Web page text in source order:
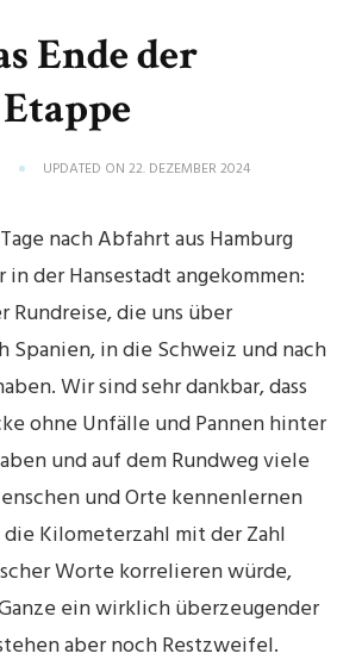
Ende der
UPDATED ON 22. DEZEMBER 2024
nach Abfahrt aus Hamburg
der Hansestadt angekommen:
Rundreise, die uns über
Spanien, in die Schweiz und nach
Wir sind sehr dankbar, dass
ohne Unfälle und Pannen hinter
und auf dem Rundweg viele
und Orte kennenlernen
Kilometerzahl mit der Zahl
Worte korrelieren würde,
ein wirklich überzeugender
aber noch Restzweifel.